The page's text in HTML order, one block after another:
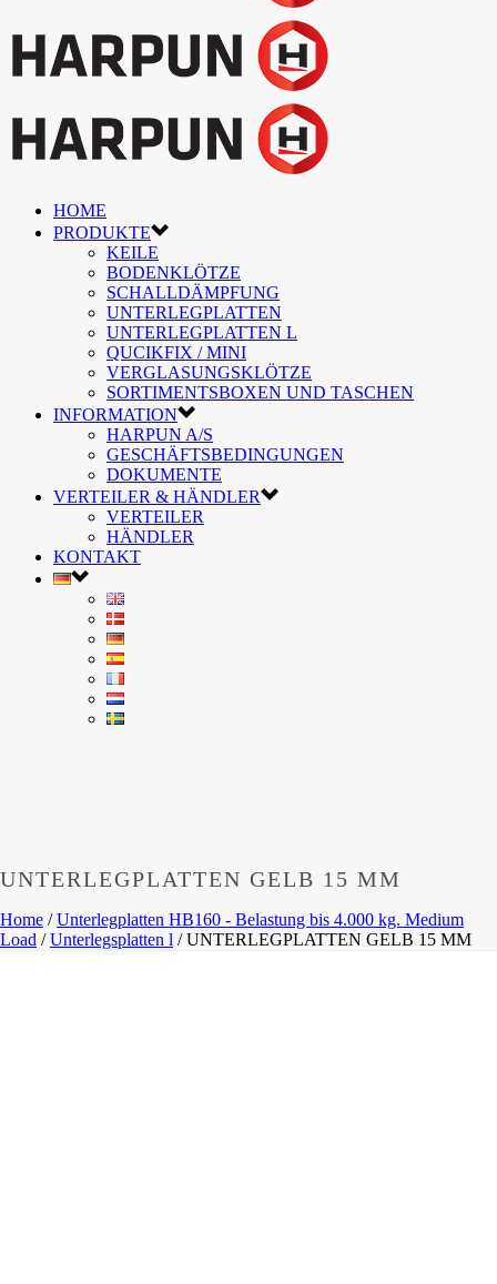
HOME
PRODUKTE
KEILE
BODENKLÖTZE
SCHALLDÄMPFUNG
UNTERLEGPLATTEN
UNTERLEGPLATTEN L
QUCIKFIX / MINI
VERGLASUNGSKLÖTZE
SORTIMENTSBOXEN UND TASCHEN
INFORMATION
HARPUN A/S
GESCHÄFTSBEDINGUNGEN
DOKUMENTE
VERTEILER & HÄNDLER
VERTEILER
HÄNDLER
KONTAKT
UNTERLEGPLATTEN GELB 15 MM
Home /Unterlegplatten HB160 - Belastung bis 4.000 kg. Medium
Load /Unterlegsplatten l /UNTERLEGPLATTEN GELB 15 MM